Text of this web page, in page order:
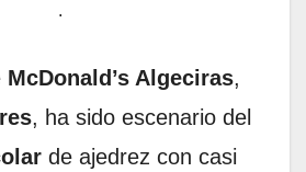
.
McDonald’s Algeciras,
, ha sido escenario del
de ajedrez con casi